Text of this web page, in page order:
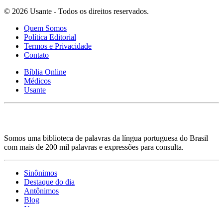
© 2026 Usante - Todos os direitos reservados.
Quem Somos
Política Editorial
Termos e Privacidade
Contato
Bíblia Online
Médicos
Usante
Somos uma biblioteca de palavras da língua portuguesa do Brasil
com mais de 200 mil palavras e expressões para consulta.
Sinônimos
Destaque do dia
Antônimos
Blog